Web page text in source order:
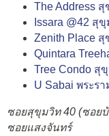
The Address สุ
Issara @42 สุ
Zenith Place สุ
Quintara
Tree Condo สุ
U Sabai พระร
ซอยสุขุมวิท 40 (ซอย
ซอยแสงจันทร์